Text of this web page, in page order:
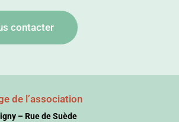
contacter
de l’association
– Rue de Suède